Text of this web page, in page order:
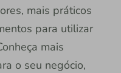
mais práticos
para utilizar
mais
o seu negócio,